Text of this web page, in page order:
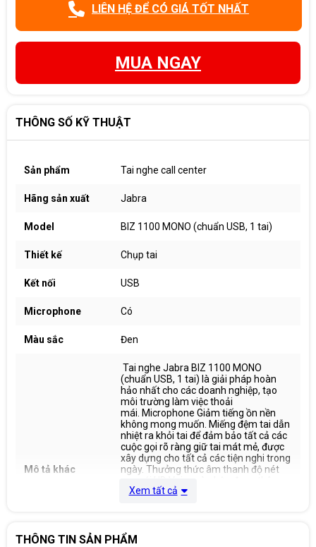
LIÊN HỆ ĐỂ CÓ GIÁ TỐT NHẤT
MUA NGAY
THÔNG SỐ KỸ THUẬT
Sản phẩm Tai nghe call center
Hãng sản xuất Jabra
Model BIZ 1100 MONO (chuẩn USB, 1 tai)
Thiết kế Chụp tai
Kết nối USB
Microphone Có
Màu sắc Đen
Mô tả khác
Tai nghe Jabra BIZ 1100 MONO
(chuẩn USB, 1 tai) là giải pháp hoàn
hảo nhất cho các doanh nghiệp, tạo
môi trường làm việc thoải
mái. Microphone Giảm tiếng ồn nền
không mong muốn. Miếng đệm tai dẫn
nhiệt ra khỏi tai để đảm bảo tất cả các
cuộc gọi rõ ràng giữ tai mát mẻ, được
xây dựng cho tất cả các tiện nghi trong
ngày. Thưởng thức âm thanh độ nét
suốt như pha lê. Digital Signal
ngột về khối lượng. Tích hợp PeakStop
Xem tất cả
THÔNG TIN SẢN PHẨM